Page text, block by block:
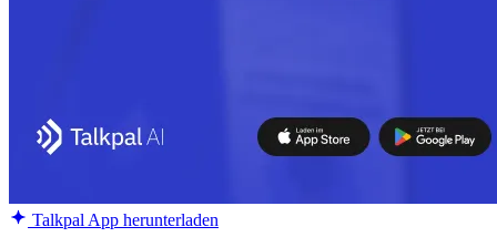
Talkpal App herunterladen